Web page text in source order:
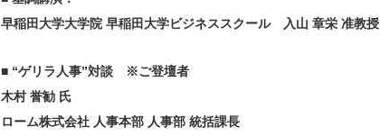
早稲田大学大学院 早稲田大学ビジネススクール 入山 章栄 准教授
■ “ゲリラ人事”対談 ※ご登壇者
木村 誉勧 氏
ローム株式会社 人事本部 人事部 統括課長